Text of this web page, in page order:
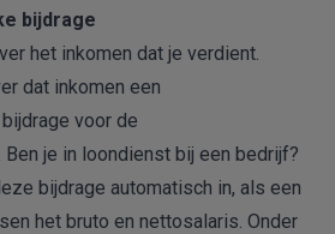
bijdrage
het inkomen dat je verdient.
dat inkomen een
voor de
je in loondienst bij een bedrijf?
bijdrage automatisch in, als een
het bruto en nettosalaris. Onder